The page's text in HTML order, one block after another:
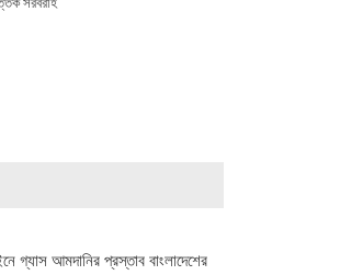
গ্যাস আমদানির প্রস্তাব বাংলাদেশের